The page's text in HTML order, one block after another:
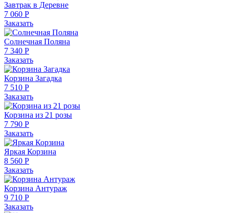
Завтрак в Деревне
7 060 Р
Заказать
Солнечная Поляна
7 340 Р
Заказать
Корзина Загадка
7 510 Р
Заказать
Корзина из 21 розы
7 790 Р
Заказать
Яркая Корзина
8 560 Р
Заказать
Корзина Антураж
9 710 Р
Заказать